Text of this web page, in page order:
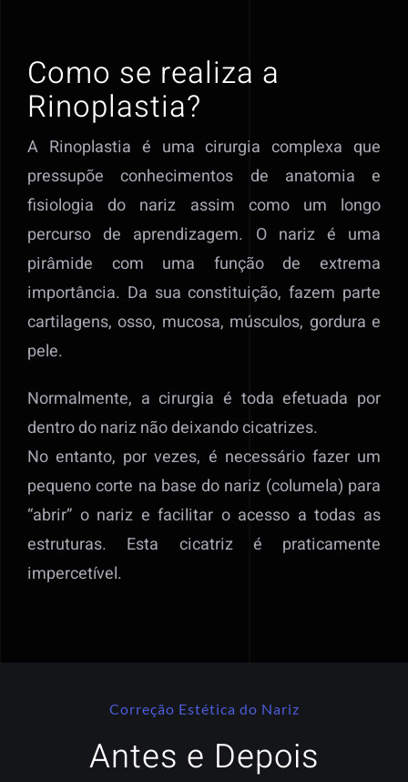
Como se realiza a
Rinoplastia?
A Rinoplastia é uma cirurgia complexa que
pressupõe conhecimentos de anatomia e
fisiologia do nariz assim como um longo
percurso de aprendizagem. O nariz é uma
pirâmide com uma função de extrema
importância. Da sua constituição, fazem parte
cartilagens, osso, mucosa, músculos, gordura e
pele.
Normalmente, a cirurgia é toda efetuada por
dentro do nariz não deixando cicatrizes.
No entanto, por vezes, é necessário fazer um
pequeno corte na base do nariz (columela) para
“abrir” o nariz e facilitar o acesso a todas as
estruturas. Esta cicatriz é praticamente
impercetível.
Correção Estética do Nariz
Antes e Depois